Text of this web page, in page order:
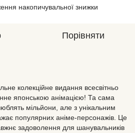
накопичувальної знижки
Порівняти
колекційне видання всесвітньо
японською анімацією! Та сама
мільйони, але з унікальним
популярних аніме-персонажів. Це
задоволення для шанувальників